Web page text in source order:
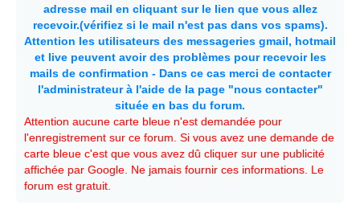
adresse mail en cliquant sur le lien que vous allez
recevoir.(vérifiez si le mail n'est pas dans vos spams).
Attention les utilisateurs des messageries gmail, hotmail
et live peuvent avoir des problèmes pour recevoir les
mails de confirmation - Dans ce cas merci de contacter
l'administrateur à l'aide de la page "nous contacter"
située en bas du forum.
Attention aucune carte bleue n'est demandée pour
l'enregistrement sur ce forum. Si vous avez une demande de
carte bleue c'est que vous avez dû cliquer sur une publicité
affichée par Google. Ne jamais fournir ces informations. Le
forum est gratuit.